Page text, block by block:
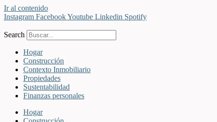
Ir al contenido
Instagram FacebookYoutube Linkedin Spotify
Search
Hogar
Construcción
Contexto Inmobiliario
Propiedades
Sustentabilidad
Finanzas personales
Hogar